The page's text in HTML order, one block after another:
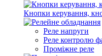
Кнопки керування,
Реле напруги
Реле контролю
Проміжне реле